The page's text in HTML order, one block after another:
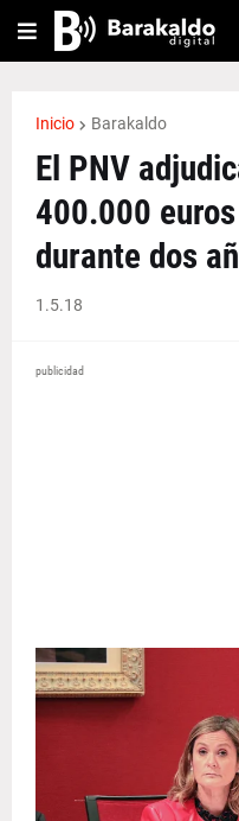
Inicio Barakaldo
El PNV
400.000
durante dos
1.5.18
publicidad